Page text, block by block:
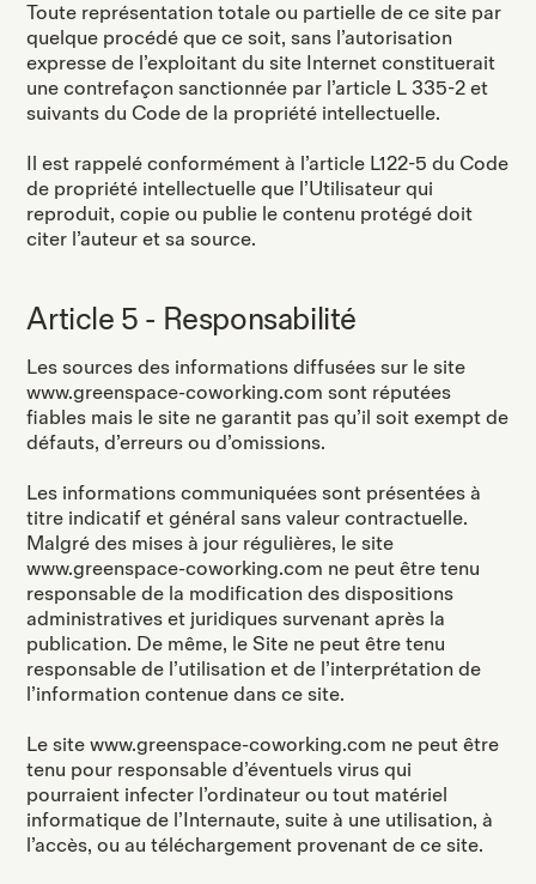
Toute représentation totale ou partielle de ce site par
quelque procédé que ce soit, sans l’autorisation
expresse de l’exploitant du site Internet constituerait
une contrefaçon sanctionnée par l’article L 335-2 et
suivants du Code de la propriété intellectuelle.
Il est rappelé conformément à l’article L122-5 du Code
de propriété intellectuelle que l’Utilisateur qui
reproduit, copie ou publie le contenu protégé doit
citer l’auteur et sa source.
Article 5 - Responsabilité
Les sources des informations diffusées sur le site
www.greenspace-coworking.com sont réputées
fiables mais le site ne garantit pas qu’il soit exempt de
défauts, d’erreurs ou d’omissions.
Les informations communiquées sont présentées à
titre indicatif et général sans valeur contractuelle.
Malgré des mises à jour régulières, le site
www.greenspace-coworking.com ne peut être tenu
responsable de la modification des dispositions
administratives et juridiques survenant après la
publication. De même, le Site ne peut être tenu
responsable de l’utilisation et de l’interprétation de
l’information contenue dans ce site.
Le site www.greenspace-coworking.com ne peut être
tenu pour responsable d’éventuels virus qui
pourraient infecter l’ordinateur ou tout matériel
informatique de l’Internaute, suite à une utilisation, à
l’accès, ou au téléchargement provenant de ce site.